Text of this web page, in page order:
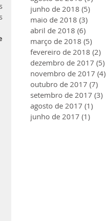
junho de 2018 (5)
maio de 2018 (3)
abril de 2018 (6)
março de 2018 (5)
fevereiro de 2018 (2)
dezembro de 2017 (5)
novembro de 2017 (4)
outubro de 2017 (7)
setembro de 2017 (3)
agosto de 2017 (1)
junho de 2017 (1)